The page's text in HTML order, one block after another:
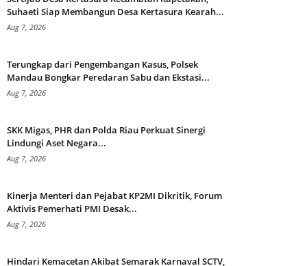
Suhaeti Siap Membangun Desa Kertasura Kearah...
Aug 7, 2026
Terungkap dari Pengembangan Kasus, Polsek
Mandau Bongkar Peredaran Sabu dan Ekstasi...
Aug 7, 2026
SKK Migas, PHR dan Polda Riau Perkuat Sinergi
Lindungi Aset Negara...
Aug 7, 2026
Kinerja Menteri dan Pejabat KP2MI Dikritik, Forum
Aktivis Pemerhati PMI Desak...
Aug 7, 2026
Hindari Kemacetan Akibat Semarak Karnaval SCTV,